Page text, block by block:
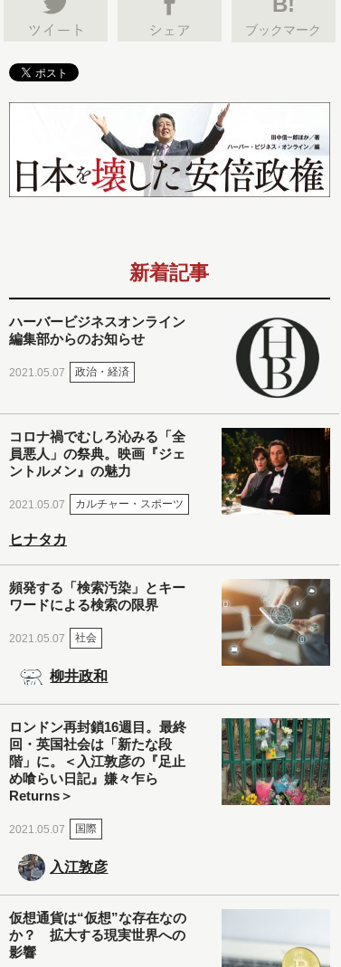
ブックマーク
新着記事
ハーバービジネスオンライン
編集部からのお知らせ
2021.05.07 政治・経済
コロナ禍でむしろ沁みる「全
員悪人」の祭典。映画『ジェ
ントルメン』の魅力
2021.05.07 カルチャー・スポーツ
ヒナタカ
頻発する「検索汚染」とキー
ワードによる検索の限界
2021.05.07 社会
柳井政和
ロンドン再封鎖16週目。最終
回・英国社会は「新たな段
階」に。＜入江敦彦の『足止
め喰らい日記』嫌々乍ら
Returns＞
2021.05.07 国際
入江敦彦
仮想通貨は“仮想”な存在なの
か？ 拡大する現実世界への
影響